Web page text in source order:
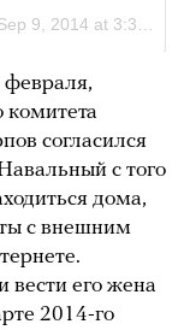
февраля,
согласился
с того
дома,
с внешним
вести его жена
2014-го